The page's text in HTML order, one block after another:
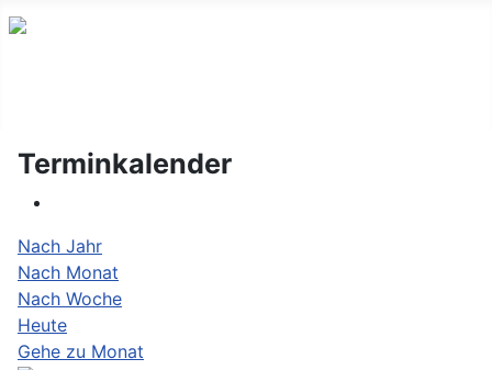
Terminkalender
Nach Jahr
Nach Monat
Nach Woche
Heute
Gehe zu Monat